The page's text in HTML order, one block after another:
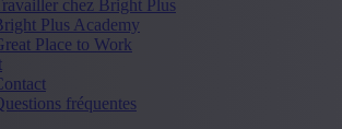
chez Bright Plus
Plus Academy
Place to Work
fréquentes